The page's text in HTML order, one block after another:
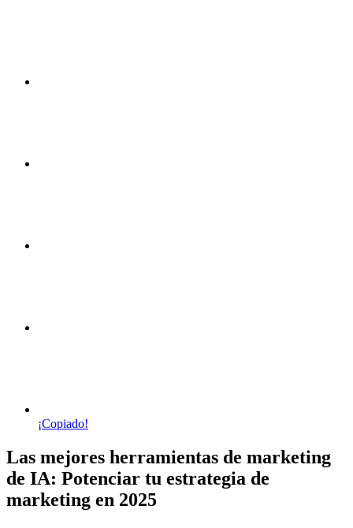
¡Copiado!
Las mejores herramientas de marketing
de IA: Potenciar tu estrategia de
marketing en 2025